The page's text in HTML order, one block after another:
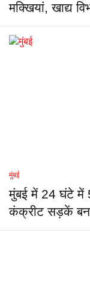
मक्खियां, खाद्य
मुंबई
मुंबई में 24 घंटे में
कंक्रीट सड़कें बन